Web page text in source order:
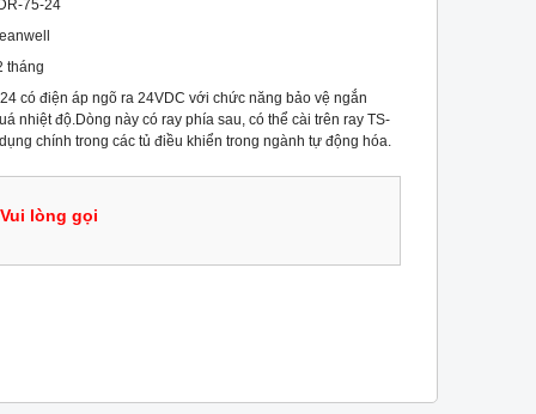
75-24
tháng
có điện áp ngõ ra 24VDC với chức năng bảo vệ ngắn
nhiệt độ.Dòng này có ray phía sau, có thể cài trên ray TS-
chính trong các tủ điều khiển trong ngành tự động hóa.
Vui lòng gọi